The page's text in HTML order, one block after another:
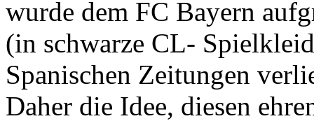
wurde dem FC Bayern
(in schwarze CL-
Spanischen Zeitungen
Daher die Idee, diesen